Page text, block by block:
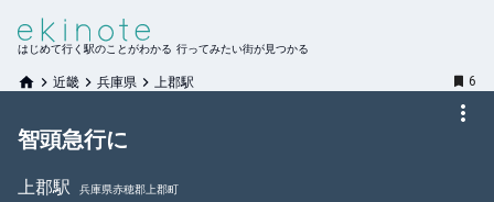
はじめて行く駅のことがわかる 行ってみたい街が見つかる
近畿 兵庫県 上郡駅 6
智頭急行に
上郡駅
兵庫県赤穂郡上郡町